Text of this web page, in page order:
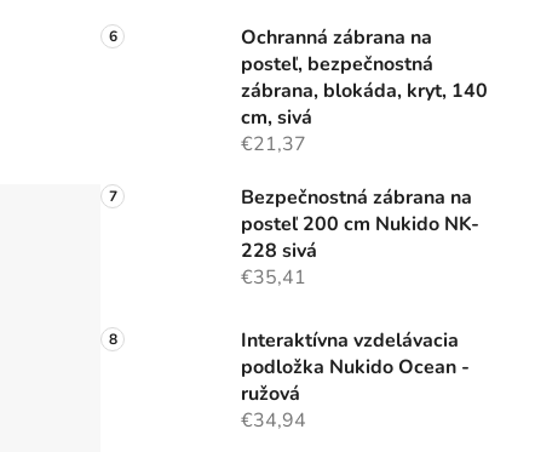
Ochranná zábrana na
posteľ, bezpečnostná
zábrana, blokáda, kryt, 140
cm, sivá
€21,37
Bezpečnostná zábrana na
posteľ 200 cm Nukido NK-
228 sivá
€35,41
Interaktívna vzdelávacia
podložka Nukido Ocean -
ružová
€34,94